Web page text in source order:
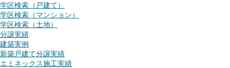
学区検索（戸建て）
学区検索（マンション）
学区検索（土地）
分譲実績
建築実例
新築戸建て分譲実績
エミネックス施工実績